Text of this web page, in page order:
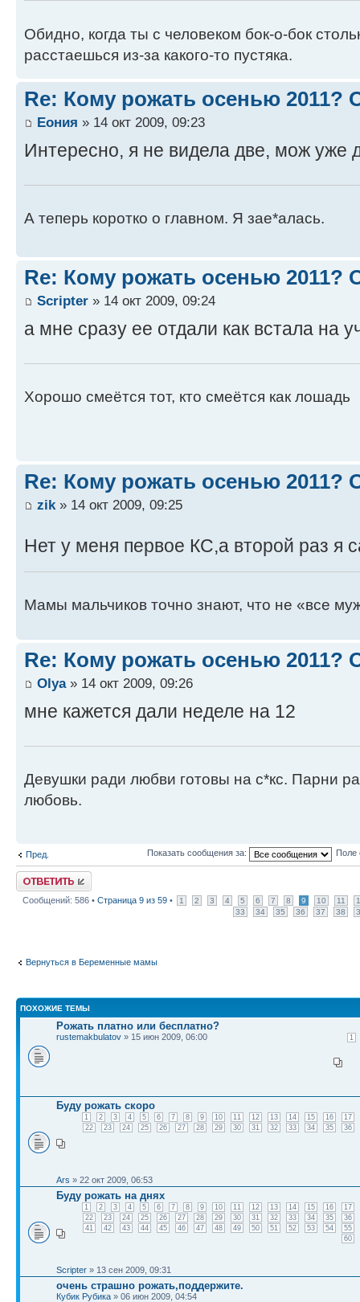
Обидно, когда ты с человеком бок-о-бок
расстаешься из-за какого-то пустяка.
Re: Кому рожать осенью 2011?
Еония » 14 окт 2009, 09:23
Интересно, я не видела две, мож уже
А теперь коротко о главном. Я зае*алась.
Re: Кому рожать осенью 2011?
Scripter » 14 окт 2009, 09:24
а мне сразу ее отдали как встала на
Хорошо смеётся тот, кто смеётся как лошадь
Re: Кому рожать осенью 2011?
zik» 14 окт 2009, 09:25
Нет у меня первое КС,а второй раз я
Мамы мальчиков точно знают, что не «все
Re: Кому рожать осенью 2011?
Оlya» 14 окт 2009, 09:26
мне кажется дали неделе на 12
Девушки ради любви готовы на с*кс. Парни
любовь.
Пред. Показать сообщения за: Поле
Ответить
Сообщений: 586 • Страница 9 из 59 • 1 2 3 4 5 6 7 8 9 10 11
33
34 35 36 37 38
Вернуться в Беременные мамы
ПОХОЖИЕ ТЕМЫ
Рожать платно или бесплатно?
1
rustemakbulatov » 15 июн 2009, 06:00
Буду рожать скоро
1 2 3 4 5 6 7 8 9 10 11 12 13 14 15 16
17
22
23 24 25 26 27 28 29 30 31 32 33 34 35 36
Ars » 22 окт 2009, 06:53
Буду рожать на днях
1 2 3 4 5 6 7 8 9 10 11 12 13 14 15 16
17
22
23 24 25 26 27 28 29 30 31 32 33 34 35
36
41
42 43 44 45 46 47 48 49 50 51 52 53 54
55
60
Scripter » 13 сен 2009, 09:31
очень страшно рожать,поддержите.
Кубик Рубика » 06 июн 2009, 04:54